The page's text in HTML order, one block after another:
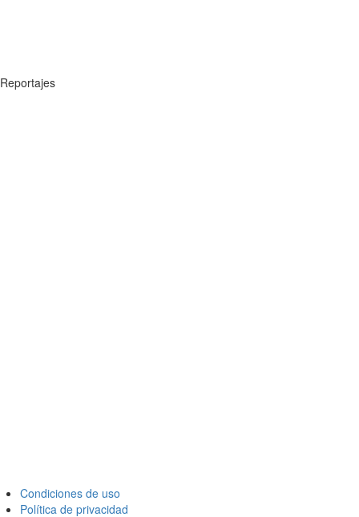
Reportajes
Condiciones de uso
Política de privacidad